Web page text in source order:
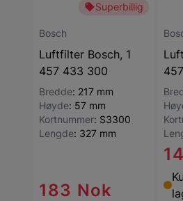
Superbillig
Bosch
Luftfilter Bosch, 1
457 433 300
Bredde: 217 mm
Høyde: 57 mm
Kortnummer: S3300
Lengde: 327 mm
183 Nok